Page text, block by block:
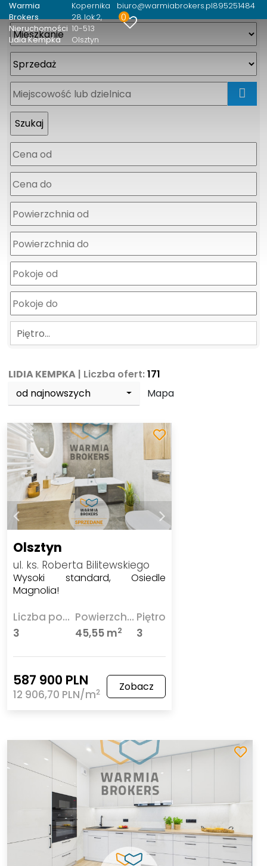
Warmia
Brokers
Nieruchomości
Lidia Kempka
Kopernika
28 lok.2
10-513
Olsztyn
biuro@warmiabrokers.pl895251484
0
Piętro…
LIDIA KEMPKA | Liczba ofert:171
od najnowszych
Mapa
Olsztyn
ul. ks. Roberta Bilitewskiego
Wysoki standard, Osiedle
Magnolia!
Liczba pokoi
3
Powierzchnia
45,55 m2
Piętro
3
587 900 PLN
12 906,70 PLN/m2 Zobacz